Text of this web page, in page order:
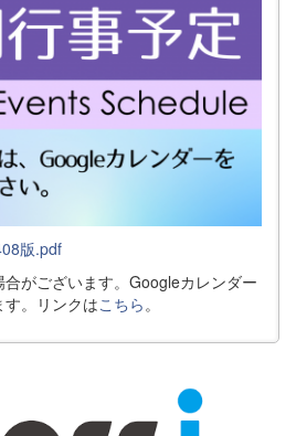
版.pdf
がございます。Googleカレンダー
。リンクはこちら。